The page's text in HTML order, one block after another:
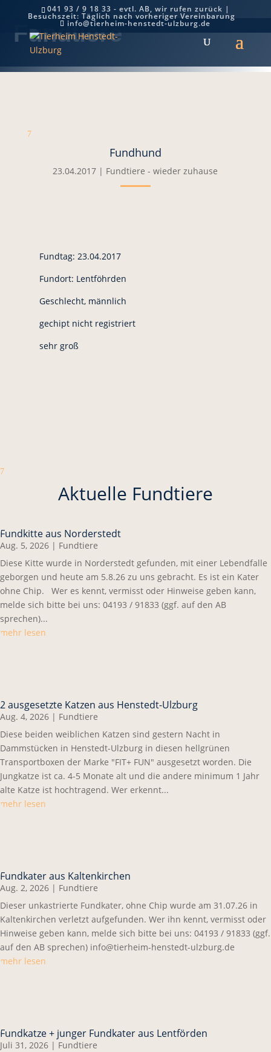
041 93 / 9 18 33 - evtl. AB, wir rufen zurück |
Besuchszeit: Täglich nach vorheriger Vereinbarung
info@tierheim-henstedt-ulzburg.de
Fundtiere
7
Fundhund
23.04.2017 | Fundtiere - wieder zuhause
Fundtag: 23.04.2017
Fundort: Lentföhrden
Geschlecht, männlich
gechipt nicht registriert
sehr groß
7
Aktuelle Fundtiere
Fundkitte aus Norderstedt
Aug. 5, 2026 | Fundtiere
Diese Kitte wurde in Norderstedt gefunden, mit einer Lebendfalle
geborgen und heute am 5.8.26 zu uns gebracht. Es ist ein Kater
ohne Chip. Wer es kennt, vermisst oder Hinweise geben kann,
melde sich bitte bei uns: 04193 / 91833 (ggf. auf den AB
sprechen)...
mehr lesen
2 ausgesetzte Katzen aus Henstedt-Ulzburg
Aug. 4, 2026 | Fundtiere
Diese beiden weiblichen Katzen sind gestern Nacht in
Dammstücken in Henstedt-Ulzburg in diesen hellgrünen
Transportboxen der Marke "FIT+ FUN" ausgesetzt worden. Die
Jungkatze ist ca. 4-5 Monate alt und die andere minimum 1 Jahr
alte Katze ist hochtragend. Wer erkennt...
mehr lesen
Fundkater aus Kaltenkirchen
Aug. 2, 2026 | Fundtiere
Dieser unkastrierte Fundkater, ohne Chip wurde am 31.07.26 in
Kaltenkirchen verletzt aufgefunden. Wer ihn kennt, vermisst oder
Hinweise geben kann, melde sich bitte bei uns: 04193 / 91833 (ggf.
auf den AB sprechen) info@tierheim-henstedt-ulzburg.de
mehr lesen
Fundkatze + junger Fundkater aus Lentförden
Juli 31, 2026 | Fundtiere